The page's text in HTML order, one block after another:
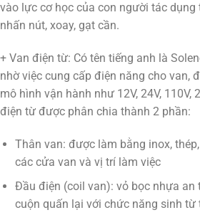
vào lực cơ học của con người tác dụng
nhấn nút, xoay, gạt cần.
+ Van điện từ: Có tên tiếng anh là
nhờ việc cung cấp điện năng cho van,
mô hình vận hành như 12V, 24V, 110V,
điện từ được phân chia thành 2 phần:
Thân van: được làm bằng inox,
các cửa van và vị trí làm việc
Đầu điện (coil van): vỏ bọc nhựa an
cuộn quấn lại với chức năng sinh